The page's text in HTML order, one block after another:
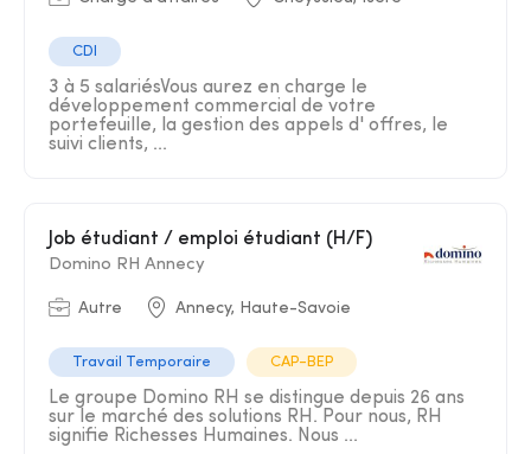
CDI
3 à 5 salariésVous aurez en charge le
développement commercial de votre
portefeuille, la gestion des appels d' offres, le
suivi clients, ...
Job étudiant / emploi étudiant (H/F)
Domino RH Annecy
Autre Annecy, Haute-Savoie
Travail Temporaire CAP-BEP
Le groupe Domino RH se distingue depuis 26 ans
sur le marché des solutions RH. Pour nous, RH
signifie Richesses Humaines. Nous ...